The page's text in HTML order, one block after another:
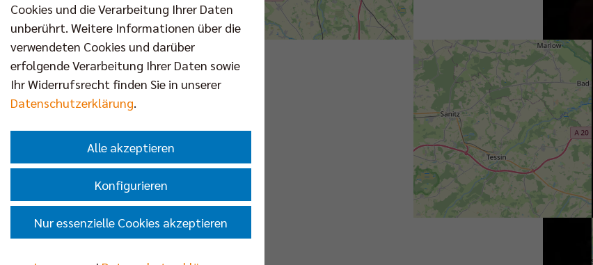
Cookies und die Verarbeitung Ihrer Daten
unberührt. Weitere Informationen über die
verwendeten Cookies und darüber
erfolgende Verarbeitung Ihrer Daten sowie
Ihr Widerrufsrecht finden Sie in unserer
Datenschutzerklärung.
Alle akzeptieren
Konfigurieren
Nur essenzielle Cookies akzeptieren